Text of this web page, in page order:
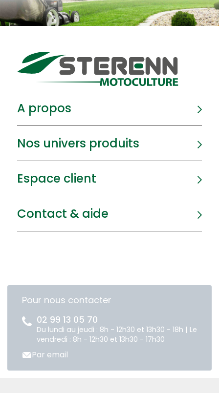
A propos
Nos univers produits
Espace client
Contact & aide
Pour nous contacter
02 99 13 05 70
Du lundi au jeudi : 8h - 12h30 et 13h30 - 18h | Le
vendredi : 8h - 12h30 et 13h30 - 17h30
Par email